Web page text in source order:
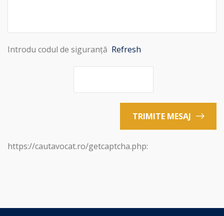
Introdu codul de siguranță Refresh
TRIMITE MESAJ
https://cautavocat.ro/getcaptcha.php: